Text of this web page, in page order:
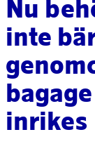
Nu
inte
inrikes